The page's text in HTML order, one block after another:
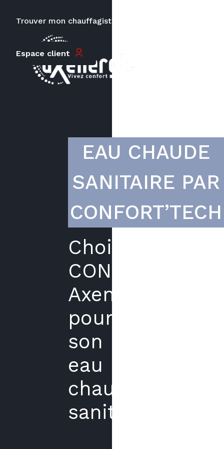
Trouver mon chauffagiste
Espace client
EAU CHAUDE
SANITAIRE PAR
CONFORT’TECH
Choisir
CONFORT’TECH
Axenergie
pour
son
eau
chaude
sanitaire